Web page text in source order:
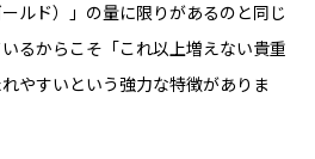
ルド）」の量に限りがあるのと同じ
るからこそ「これ以上増えない貴重
やすいという強力な特徴がありま